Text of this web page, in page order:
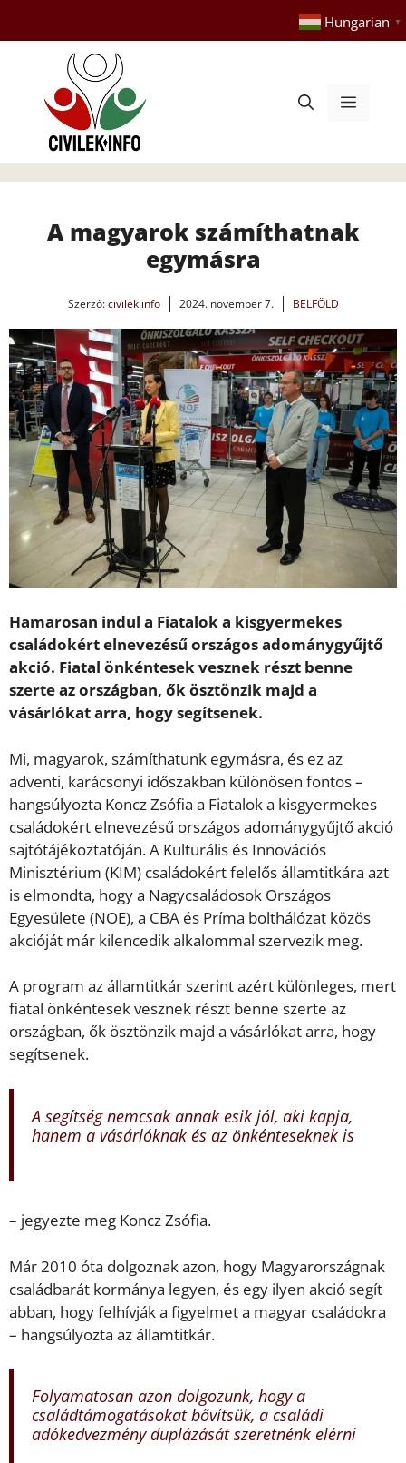
tartalomba
Hungarian ▼
Menü
A magyarok számíthatnak
egymásra
Szerző:civilek.info 2024. november 7. BELFÖLD
Hamarosan indul a Fiatalok a kisgyermekes
családokért elnevezésű országos adománygyűjtő
akció. Fiatal önkéntesek vesznek részt benne
szerte az országban, ők ösztönzik majd a
vásárlókat arra, hogy segítsenek.
Mi, magyarok, számíthatunk egymásra, és ez az
adventi, karácsonyi időszakban különösen fontos –
hangsúlyozta Koncz Zsófia a Fiatalok a kisgyermekes
családokért elnevezésű országos adománygyűjtő akció
sajtótájékoztatóján. A Kulturális és Innovációs
Minisztérium (KIM) családokért felelős államtitkára azt
is elmondta, hogy a Nagycsaládosok Országos
Egyesülete (NOE), a CBA és Príma bolthálózat közös
akcióját már kilencedik alkalommal szervezik meg.
A program az államtitkár szerint azért különleges, mert
fiatal önkéntesek vesznek részt benne szerte az
országban, ők ösztönzik majd a vásárlókat arra, hogy
segítsenek.
A segítség nemcsak annak esik jól, aki kapja,
hanem a vásárlóknak és az önkénteseknek is
– jegyezte meg Koncz Zsófia.
Már 2010 óta dolgoznak azon, hogy Magyarországnak
családbarát kormánya legyen, és egy ilyen akció segít
abban, hogy felhívják a figyelmet a magyar családokra
– hangsúlyozta az államtitkár.
Folyamatosan azon dolgozunk, hogy a
családtámogatásokat bővítsük, a családi
adókedvezmény duplázását szeretnénk elérni